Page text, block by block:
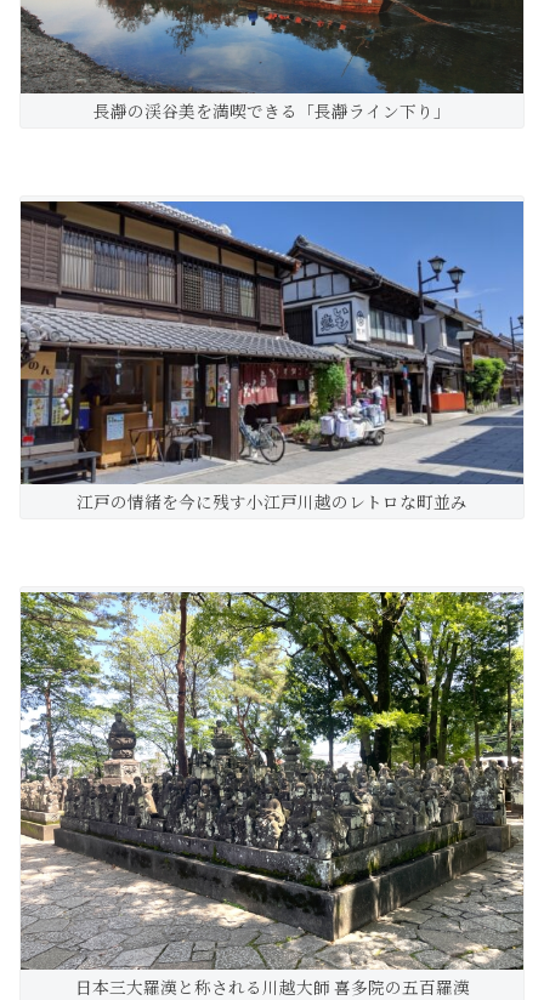
長瀞の渓谷美を満喫できる「長瀞ライン下り」
江戸の情緒を今に残す小江戸川越のレトロな町並み
日本三大羅漢と称される川越大師 喜多院の五百羅漢